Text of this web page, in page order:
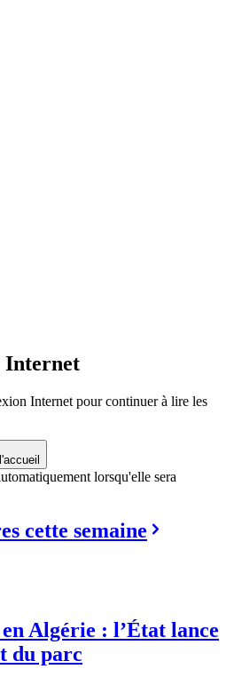
Internet
Internet pour continuer à lire les
lorsqu'elle sera
cette semaine
Algérie : l’État lance
du parc